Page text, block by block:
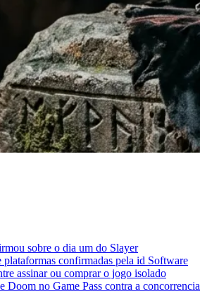
sobre o dia um do Slayer
plataformas confirmadas pela id Software
assinar ou comprar o jogo isolado
Doom no Game Pass contra a concorrencia